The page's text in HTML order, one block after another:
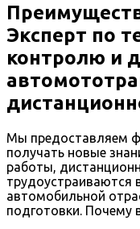
Эксперт по
контролю и
Мы предоставляем
получать новые
работы,
трудоустраиваются
автомобильной
подготовки. Почему